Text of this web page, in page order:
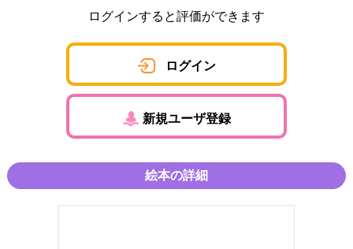
ログインすると評価ができます
ログイン
新規ユーザ登録
絵本の詳細